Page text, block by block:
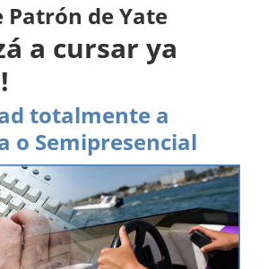
Patrón de Yate
a cursar ya
totalmente a
o Semipresencial